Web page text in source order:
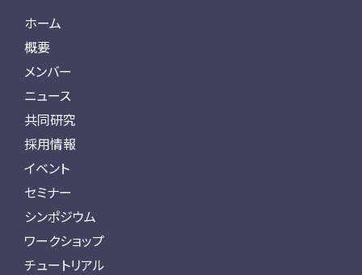
ホーム
概要
メンバー
ニュース
共同研究
採用情報
イベント
セミナー
シンポジウム
ワークショップ
チュートリアル